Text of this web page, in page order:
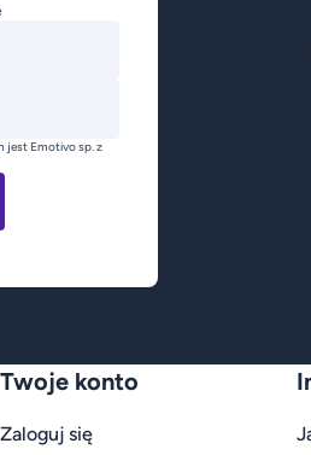
jest Emotivo sp. z
Twoje konto
Zaloguj się